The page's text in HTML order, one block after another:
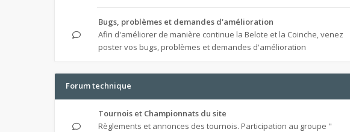
Bugs, problèmes et demandes d'amélioration
Afin d'améliorer de manière continue la Belote et la Coinche, venez
poster vos bugs, problèmes et demandes d'amélioration
Forum technique
Tournois et Championnats du site
Règlements et annonces des tournois. Participation au groupe "